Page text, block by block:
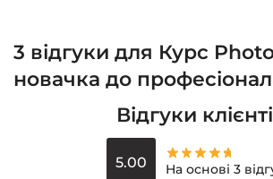
3 відгуки для Курс
новачка до
Відгуки
5.00 На основі 3